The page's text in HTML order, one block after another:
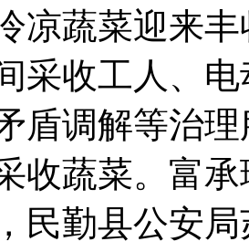
凉蔬菜迎来
采收工人、
盾调解等治
收蔬菜。富
民勤县公安局